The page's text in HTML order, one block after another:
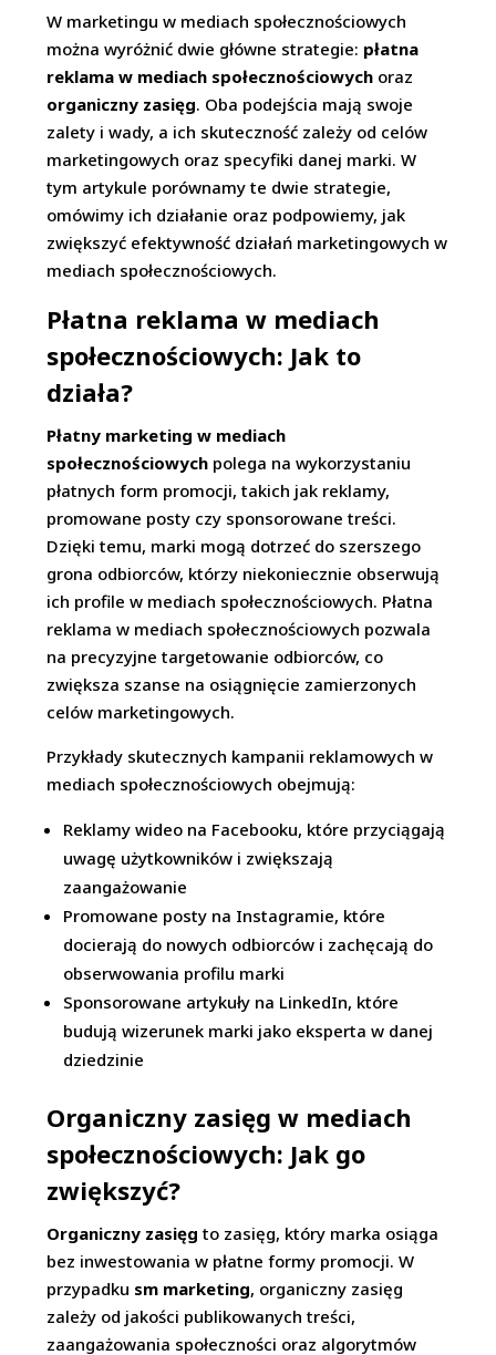
W marketingu w mediach społecznościowych
można wyróżnić dwie główne strategie: płatna
reklama w mediach społecznościowych oraz
organiczny zasięg. Oba podejścia mają swoje
zalety i wady, a ich skuteczność zależy od celów
marketingowych oraz specyfiki danej marki. W
tym artykule porównamy te dwie strategie,
omówimy ich działanie oraz podpowiemy, jak
zwiększyć efektywność działań marketingowych w
mediach społecznościowych.
Płatna reklama w mediach
społecznościowych: Jak to
działa?
Płatny marketing w mediach
społecznościowych polega na wykorzystaniu
płatnych form promocji, takich jak reklamy,
promowane posty czy sponsorowane treści.
Dzięki temu, marki mogą dotrzeć do szerszego
grona odbiorców, którzy niekoniecznie obserwują
ich profile w mediach społecznościowych. Płatna
reklama w mediach społecznościowych pozwala
na precyzyjne targetowanie odbiorców, co
zwiększa szanse na osiągnięcie zamierzonych
celów marketingowych.
Przykłady skutecznych kampanii reklamowych w
mediach społecznościowych obejmują:
Reklamy wideo na Facebooku, które przyciągają
uwagę użytkowników i zwiększają
zaangażowanie
Promowane posty na Instagramie, które
docierają do nowych odbiorców i zachęcają do
obserwowania profilu marki
Sponsorowane artykuły na LinkedIn, które
budują wizerunek marki jako eksperta w danej
dziedzinie
Organiczny zasięg w mediach
społecznościowych: Jak go
zwiększyć?
Organiczny zasięg to zasięg, który marka osiąga
bez inwestowania w płatne formy promocji. W
przypadku sm marketing, organiczny zasięg
zależy od jakości publikowanych treści,
zaangażowania społeczności oraz algorytmów